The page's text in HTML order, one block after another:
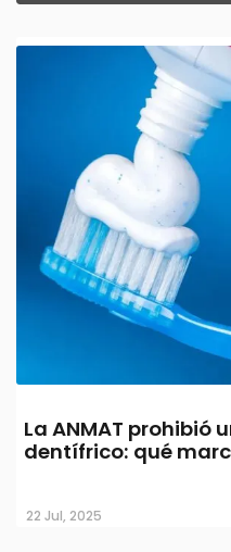
La ANMAT prohibió
dentífrico: qué
22 Jul, 2025